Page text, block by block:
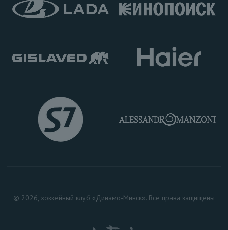
© 2026, хоккейный клуб «Динамо-Минск». Все права защищены